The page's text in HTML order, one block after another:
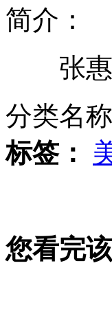
机遇号苏醒 抓
警方捣毁一地下
简介：
张惠
分类名
标签：
您看完